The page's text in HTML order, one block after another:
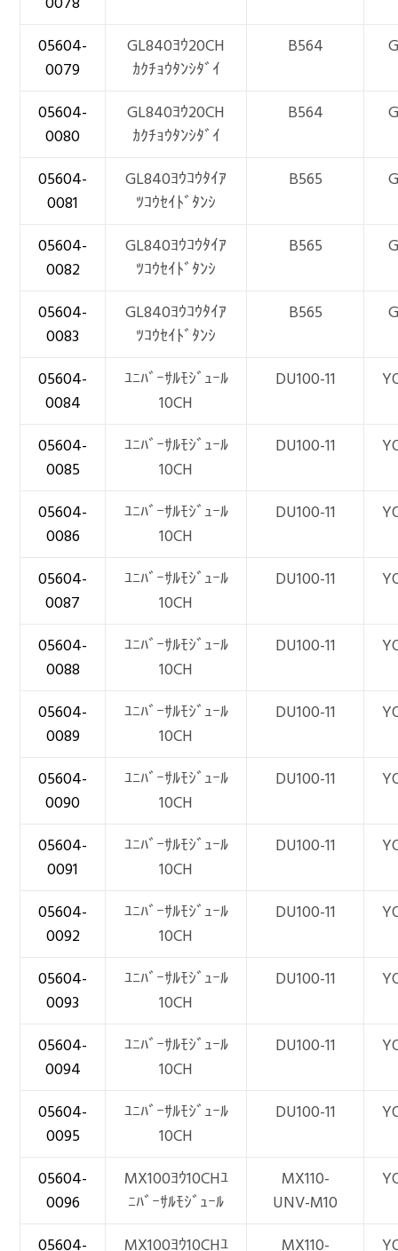
05604-
0079
GL840ﾖｳ20CH
ｶｸﾁｮｳﾀﾝｼﾀﾞｲ
B564
05604-
0080
GL840ﾖｳ20CH
ｶｸﾁｮｳﾀﾝｼﾀﾞｲ
B564
05604-
0081
GL840ﾖｳｺｳﾀｲｱ
ﾂｺｳｾｲﾄﾞﾀﾝｼ
B565
05604-
0082
GL840ﾖｳｺｳﾀｲｱ
ﾂｺｳｾｲﾄﾞﾀﾝｼ
B565
05604-
0083
GL840ﾖｳｺｳﾀｲｱ
ﾂｺｳｾｲﾄﾞﾀﾝｼ
B565
05604-
0084
ﾕﾆﾊﾞｰｻﾙﾓｼﾞｭｰﾙ
10CH
DU100-11
05604-
0085
ﾕﾆﾊﾞｰｻﾙﾓｼﾞｭｰﾙ
10CH
DU100-11
05604-
0086
ﾕﾆﾊﾞｰｻﾙﾓｼﾞｭｰﾙ
10CH
DU100-11
05604-
0087
ﾕﾆﾊﾞｰｻﾙﾓｼﾞｭｰﾙ
10CH
DU100-11
05604-
0088
ﾕﾆﾊﾞｰｻﾙﾓｼﾞｭｰﾙ
10CH
DU100-11
05604-
0089
ﾕﾆﾊﾞｰｻﾙﾓｼﾞｭｰﾙ
10CH
DU100-11
05604-
0090
ﾕﾆﾊﾞｰｻﾙﾓｼﾞｭｰﾙ
10CH
DU100-11
05604-
0091
ﾕﾆﾊﾞｰｻﾙﾓｼﾞｭｰﾙ
10CH
DU100-11
05604-
0092
ﾕﾆﾊﾞｰｻﾙﾓｼﾞｭｰﾙ
10CH
DU100-11
05604-
0093
ﾕﾆﾊﾞｰｻﾙﾓｼﾞｭｰﾙ
10CH
DU100-11
05604-
0094
ﾕﾆﾊﾞｰｻﾙﾓｼﾞｭｰﾙ
10CH
DU100-11
05604-
0095
ﾕﾆﾊﾞｰｻﾙﾓｼﾞｭｰﾙ
10CH
DU100-11
05604-
0096
MX100ﾖｳ10CHﾕ
ﾆﾊﾞｰｻﾙﾓｼﾞｭｰﾙ
MX110-
UNV-M10
05604-
MX100ﾖｳ10CHﾕ
MX110-